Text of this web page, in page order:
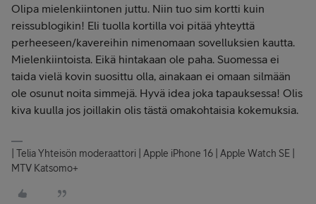
Olipa mielenkiintonen juttu. Niin tuo sim kortti kuin
reissublogikin! Eli tuolla kortilla voi pitää yhteyttä
perheeseen/kavereihin nimenomaan sovelluksien kautta.
Mielenkiintoista. Eikä hintakaan ole paha. Suomessa ei
taida vielä kovin suosittu olla, ainakaan ei omaan silmään
ole osunut noita simmejä. Hyvä idea joka tapauksessa! Olis
kiva kuulla jos joillakin olis tästä omakohtaisia kokemuksia.
| Telia Yhteisön moderaattori | Apple iPhone 16 | Apple Watch SE |
MTV Katsomo+